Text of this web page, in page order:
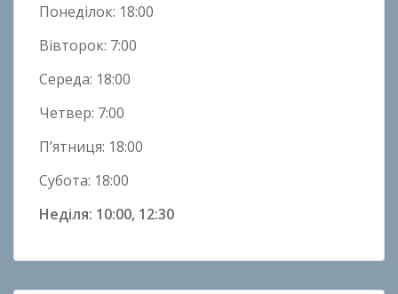
Понеділок: 18:00
Вівторок: 7:00
Середа: 18:00
Четвер: 7:00
П’ятниця: 18:00
Субота: 18:00
Неділя: 10:00, 12:30